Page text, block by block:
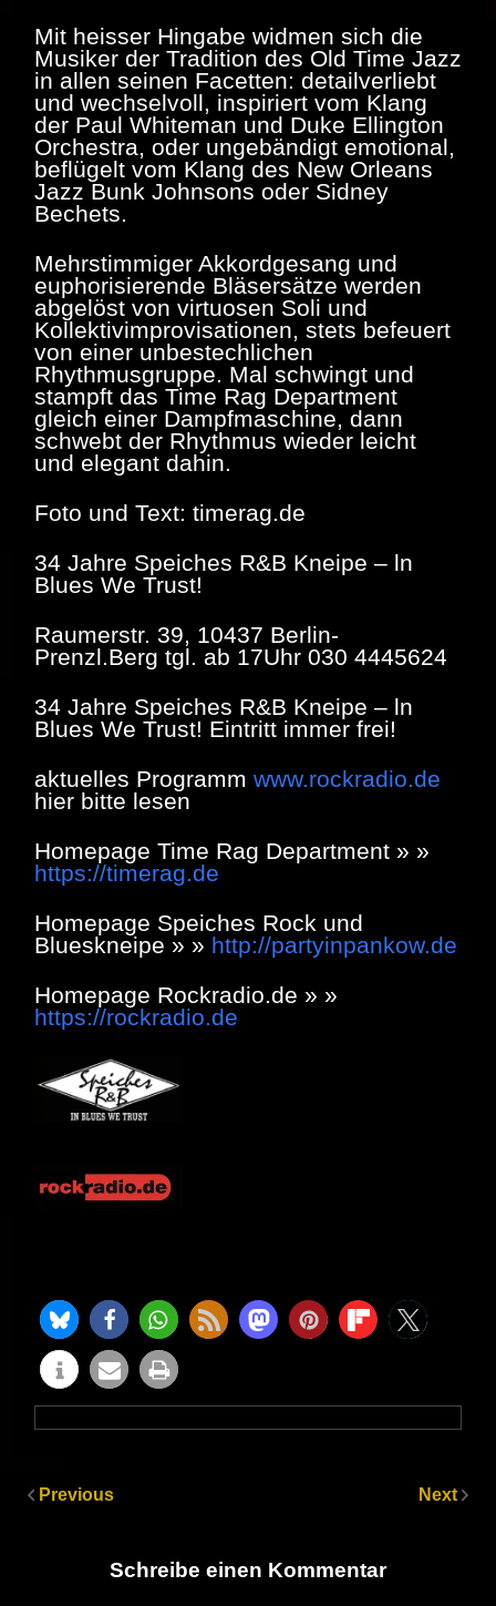
Mit heisser Hingabe widmen sich die
Musiker der Tradition des Old Time Jazz
in allen seinen Facetten: detailverliebt
und wechselvoll, inspiriert vom Klang
der Paul Whiteman und Duke Ellington
Orchestra, oder ungebändigt emotional,
beflügelt vom Klang des New Orleans
Jazz Bunk Johnsons oder Sidney
Bechets.
Mehrstimmiger Akkordgesang und
euphorisierende Bläsersätze werden
abgelöst von virtuosen Soli und
Kollektivimprovisationen, stets befeuert
von einer unbestechlichen
Rhythmusgruppe. Mal schwingt und
stampft das Time Rag Department
gleich einer Dampfmaschine, dann
schwebt der Rhythmus wieder leicht
und elegant dahin.
Foto und Text: timerag.de
34 Jahre Speiches R&B Kneipe – ln
Blues We Trust!
Raumerstr. 39, 10437 Berlin-
Prenzl.Berg tgl. ab 17Uhr 030 4445624
34 Jahre Speiches R&B Kneipe – ln
Blues We Trust! Eintritt immer frei!
aktuelles Programm www.rockradio.de
hier bitte lesen
Homepage Time Rag Department » »
https://timerag.de
Homepage Speiches Rock und
Blueskneipe » » http://partyinpankow.de
Homepage Rockradio.de » »
https://rockradio.de
Previous Next
Schreibe einen Kommentar